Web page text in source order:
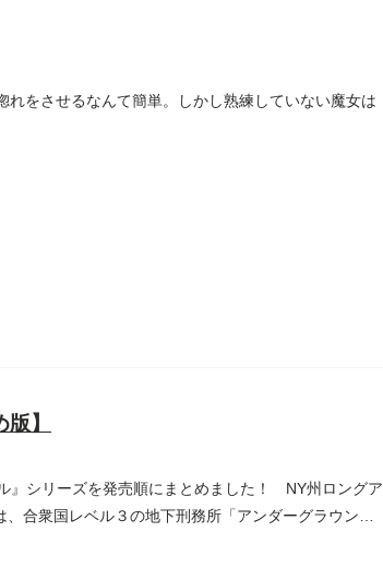
をさせるなんて簡単。しかし熟練していない魔女は
】
』シリーズを発売順にまとめました！ NY州ロングア
合衆国レベル３の地下刑務所「アンダーグラウンド